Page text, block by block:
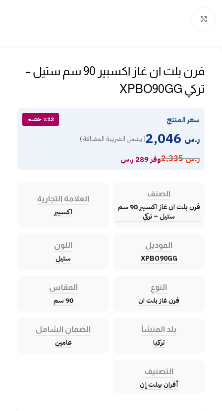
فرن بلت ان غاز اكسبير 90 سم ستيل –
تركي XPBO90GG
سعر المنتج ٪12 خصم
ر.س ( يشمل الضريبة المضافة )
ر.س2,335 وفر 289 ر.س
الصنف
فرن بلت ان غاز اكسبير 90 سم
ستيل – تركي
العلامة التجارية
اكسبير
الموديل
XPBO90GG
اللون
ستيل
النوع
فرن غاز بلت ان
المقاس
90 سم
بلد المنشأ
تركيا
الضمان الشامل
عامين
التصنيف
أفران بيلت إن